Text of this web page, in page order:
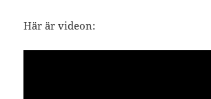
Här är videon: